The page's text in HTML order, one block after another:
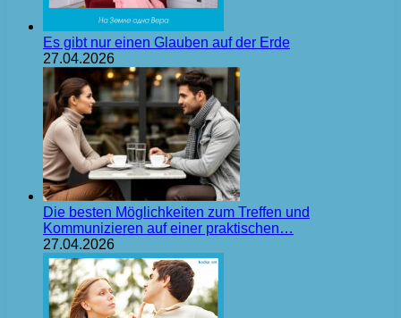
Es gibt nur einen Glauben auf der Erde
27.04.2026
Die besten Möglichkeiten zum Treffen und
Kommunizieren auf einer praktischen…
27.04.2026